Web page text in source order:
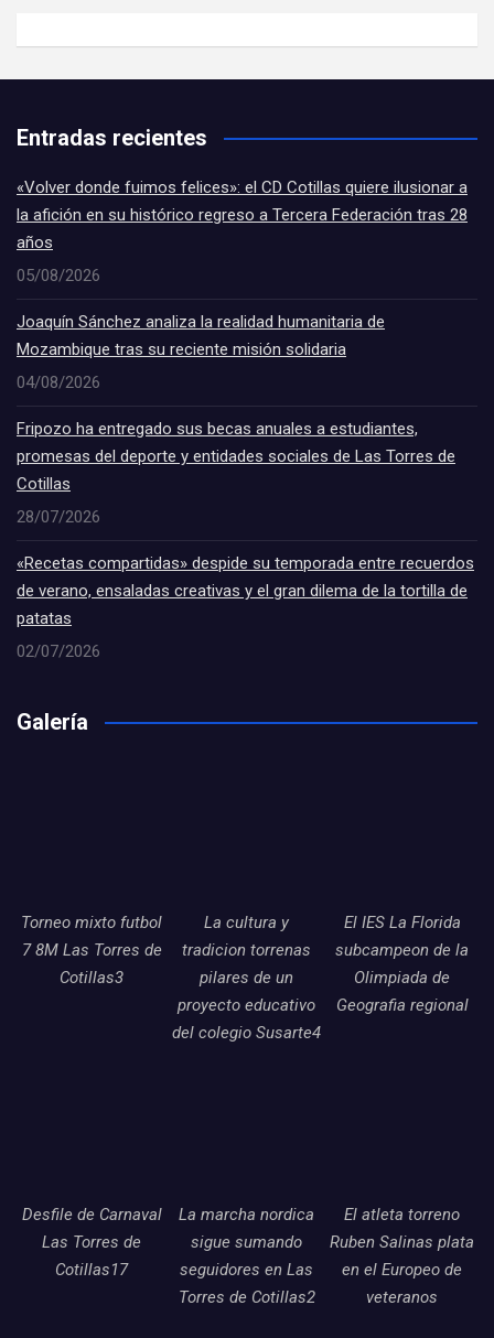
Entradas recientes
«Volver donde fuimos felices»: el CD Cotillas quiere ilusionar a
la afición en su histórico regreso a Tercera Federación tras 28
años
05/08/2026
Joaquín Sánchez analiza la realidad humanitaria de
Mozambique tras su reciente misión solidaria
04/08/2026
Fripozo ha entregado sus becas anuales a estudiantes,
promesas del deporte y entidades sociales de Las Torres de
Cotillas
28/07/2026
«Recetas compartidas» despide su temporada entre recuerdos
de verano, ensaladas creativas y el gran dilema de la tortilla de
patatas
02/07/2026
Galería
Torneo mixto futbol
7 8M Las Torres de
Cotillas3
La cultura y
tradicion torrenas
pilares de un
proyecto educativo
del colegio Susarte4
El IES La Florida
subcampeon de la
Olimpiada de
Geografia regional
Desfile de Carnaval
Las Torres de
Cotillas17
La marcha nordica
sigue sumando
seguidores en Las
Torres de Cotillas2
El atleta torreno
Ruben Salinas plata
en el Europeo de
veteranos